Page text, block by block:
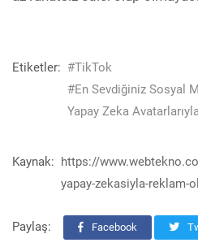
Etiketler: #TikTok
#En Sevdiğiniz Sosyal
Yapay Zeka
Kaynak: https://
yapay-zekasiyla-reklam-
Paylaş: Facebook